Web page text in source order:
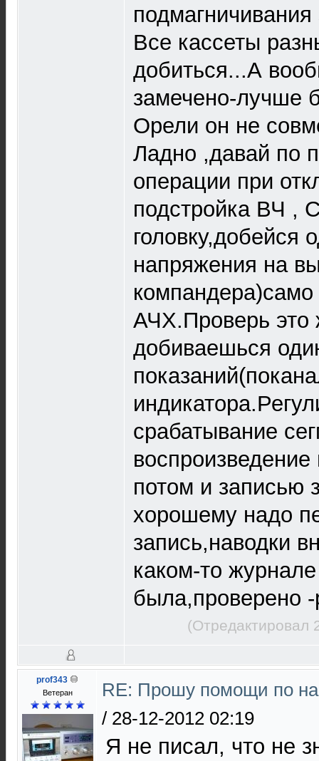
Все кассеты
добиться...А
замечено-лучше
Орели он не
Ладно ,давай по
операции при
подстройка ВЧ ,
головку,добейся
напряжения на
АЧХ.Проверь это
добиваешься
срабатывание
потом и записью
хорошему надо
запись,наводки
каком-то журнале
была,проверено -
(Отредактировал
prof343
Ветеран
RE: Прошу помощи по
/ 28-12-2012 02:19
Я не писал, что не